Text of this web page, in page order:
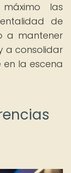
las
de
a mantener
a consolidar
la escena